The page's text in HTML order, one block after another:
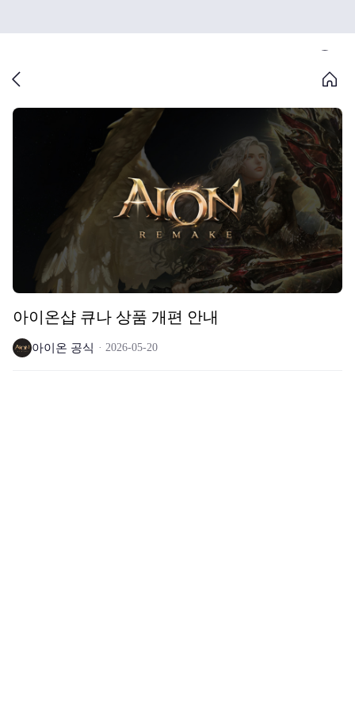
아이온샵 큐나 상품 개편 안내
아이온 공식 2026-05-20